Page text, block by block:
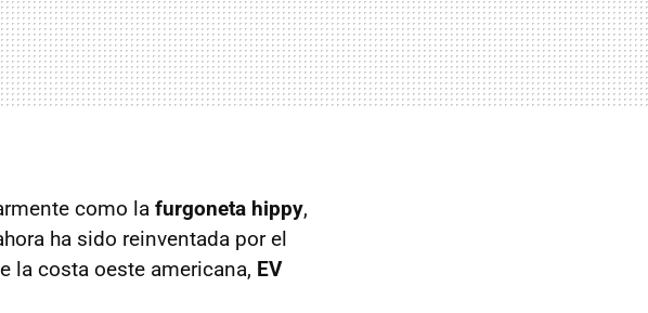
como la furgoneta hippy,
ha sido reinventada por el
la costa oeste americana, EV